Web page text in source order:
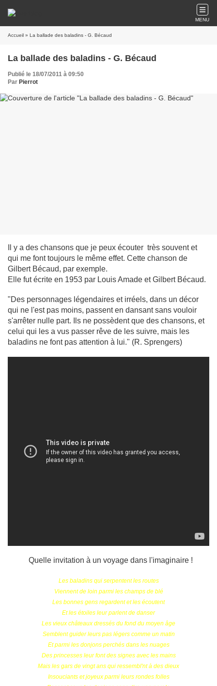
MENU
Accueil » La ballade des baladins - G. Bécaud
La ballade des baladins - G. Bécaud
Publié le 18/07/2011 à 09:50
Par Pierrot
Il y a des chansons que je peux écouter très souvent et
qui me font toujours le même effet. Cette chanson de
Gilbert Bécaud, par exemple.
Elle fut écrite en 1953 par Louis Amade et Gilbert Bécaud.
"Des personnages légendaires et irréels, dans un décor
qui ne l'est pas moins, passent en dansant sans vouloir
s'arrêter nulle part. Ils ne possèdent que des chansons, et
celui qui les a vus passer rêve de les suivre, mais les
baladins ne font pas attention à lui." (R. Sprengers)
Quelle invitation à un voyage dans l'imaginaire !
Les baladins qui serpentent les routes
Viennent de loin parmi les champs de blé
Les bonnes gens regardent et les écoutent
Et les étoiles leur parlent de danser
Les vieux châteaux dressés du fond du moyen âge
Semblent guider leurs pas légers comme un matin
Et parmi les donjons perchés dans les nuages
Des princesses leur font des signes avec les mains
Mais les gars de vingt ans qui ressembl'nt à des dieux
Insouciants et joyeux parmi leurs rondes folles